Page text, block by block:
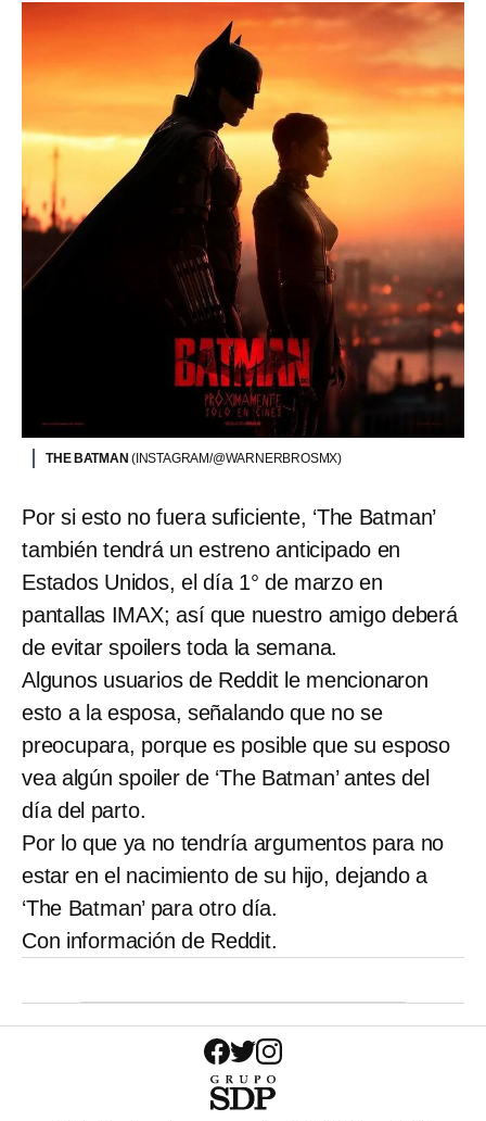
THE BATMAN (INSTAGRAM/@WARNERBROSMX)
Por si esto no fuera suficiente, ‘The Batman’
también tendrá un estreno anticipado en
Estados Unidos, el día 1° de marzo en
pantallas IMAX; así que nuestro amigo deberá
de evitar spoilers toda la semana.
Algunos usuarios de Reddit le mencionaron
esto a la esposa, señalando que no se
preocupara, porque es posible que su esposo
vea algún spoiler de ‘The Batman’ antes del
día del parto.
Por lo que ya no tendría argumentos para no
estar en el nacimiento de su hijo, dejando a
‘The Batman’ para otro día.
Con información de Reddit.